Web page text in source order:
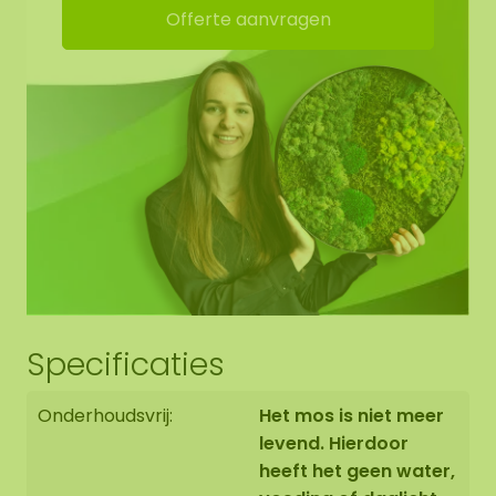
geluidsopname! De dots hebben ophangogen,
zodat je hem zelf eenvoudig kunt ophangen.
Randafwerking mosdots:
De rand van het mos werken we netjes afgerond
af tot het zwarte paneel.
Het mosschilderij wordt met uiterste zorg voor u
U heeft de mogelijkheid om het mosschilderij:
1: Af te halen op adres Florapark 14 in Asten
Offerte aanvragen
Specificaties
Onderhoudsvrij:
Het mos is niet meer
levend. Hierdoor
heeft het geen water,